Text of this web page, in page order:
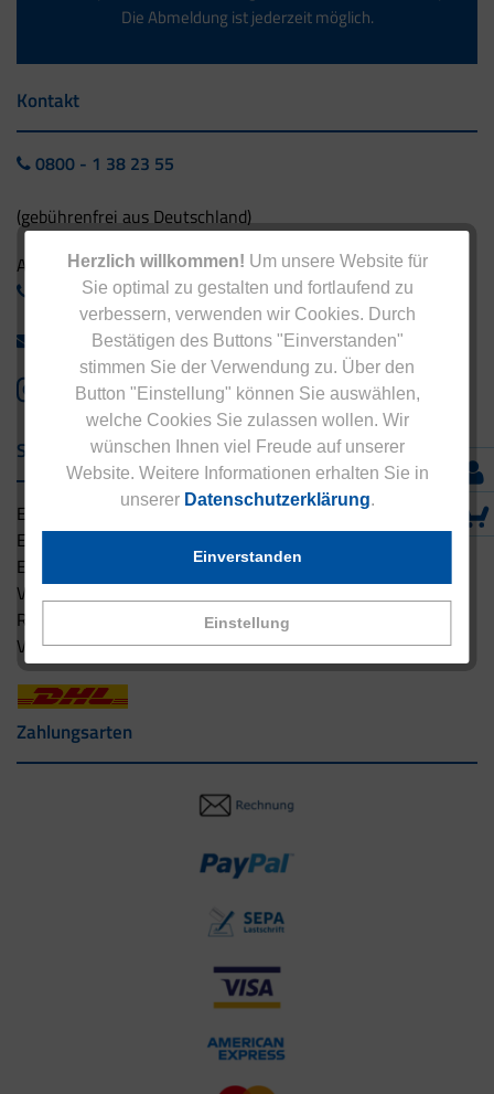
Herzlich willkommen! Um unsere Website für
Sie optimal zu gestalten und fortlaufend zu
verbessern, verwenden wir Cookies. Durch
Bestätigen des Buttons "Einverstanden"
stimmen Sie der Verwendung zu. Über den
Button "Einstellung" können Sie auswählen,
welche Cookies Sie zulassen wollen. Wir
wünschen Ihnen viel Freude auf unserer
Website. Weitere Informationen erhalten Sie in
unserer Datenschutzerklärung.
Einstellung
Einverstanden
Die Abmeldung ist jederzeit möglich.
Kontakt
0800 - 1 38 23 55
(gebührenfrei aus Deutschland)
Ausland:
+49 - 5042 940 660
info@eucell.de
Service & Versand
Eucell Gesundheitsservice
Eucell Ernährungscoach
Eucell Fitness Coach
Versandbedingungen
Rücksendung
Versandpartner innerhalb Deutschlands
Zahlungsarten